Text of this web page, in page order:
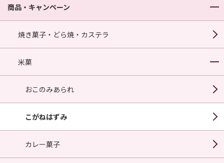
商品・キャンペーン
焼き菓子・どら焼・カステラ
米菓
おこのみあられ
こがねはずみ
カレー菓子